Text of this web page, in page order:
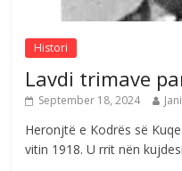
Histori
Lavdi trimave
September 18, 2024
Heronjtë e Kodrës së
vitin 1918. U rrit nën